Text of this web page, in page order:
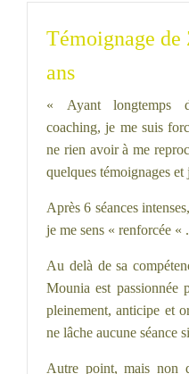
Témoignage de
ans
« Ayant longtemps
coaching, je me suis
ne rien avoir à me
quelques témoignages
Après 6 séances
je me sens « renforcée « .
Au delà de sa
Mounia est passionnée
pleinement, anticipe et
ne lâche aucune séance
Autre point, mais non